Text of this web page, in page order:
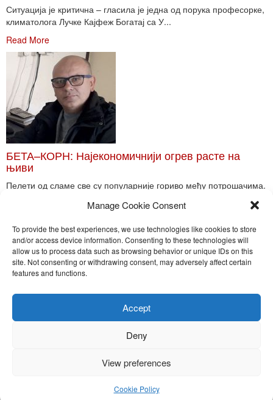
Manage Cookie Consent
To provide the best experiences, we use technologies like cookies to store
and/or access device information. Consenting to these technologies will
allow us to process data such as browsing behavior or unique IDs on this
site. Not consenting or withdrawing consent, may adversely affect certain
features and functions.
Accept
Deny
View preferences
Cookie Policy
Ситуација је критична – гласила је једна од порука професорке,
климатолога Лучке Кајфеж Богатај са У...
Read More
БЕТА–КОРН: Најекономичнији огрев расте на
њиви
Пелети од сламе све су популарније гориво међу потрошачима.
Toggle
Nira Press d.o.o.
Sadržaj ovog sajta je zakonom zaštićena intelektualna svojina
kopiranje, objavljivanje celine ili delova bilo kog proizvoda NiraPress